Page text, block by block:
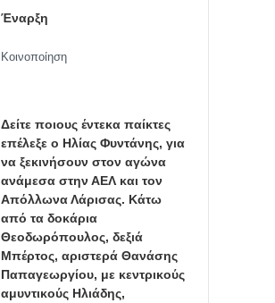
Έναρξη
Κοινοποίηση
Δείτε ποιους έντεκα παίκτες
επέλεξε ο Ηλίας Φυντάνης, για
να ξεκινήσουν στον αγώνα
ανάμεσα στην ΑΕΛ και τον
Απόλλωνα Λάρισας. Κάτω
από τα δοκάρια
Θεοδωρόπουλος, δεξιά
Μπέρτος, αριστερά Θανάσης
Παπαγεωργίου, με κεντρικούς
αμυντικούς Ηλιάδης,